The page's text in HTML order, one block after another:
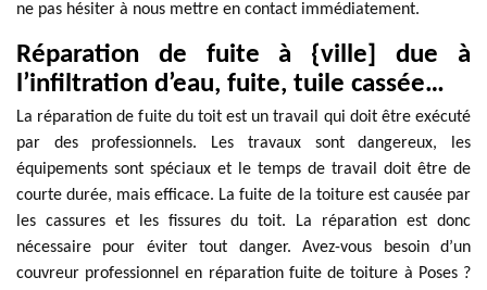
ne pas hésiter à nous mettre en contact immédiatement.
Réparation de fuite à {ville] due à
l’infiltration d’eau, fuite, tuile cassée…
La réparation de fuite du toit est un travail qui doit être exécuté
par des professionnels. Les travaux sont dangereux, les
équipements sont spéciaux et le temps de travail doit être de
courte durée, mais efficace. La fuite de la toiture est causée par
les cassures et les fissures du toit. La réparation est donc
nécessaire pour éviter tout danger. Avez-vous besoin d’un
couvreur professionnel en réparation fuite de toiture à Poses ?